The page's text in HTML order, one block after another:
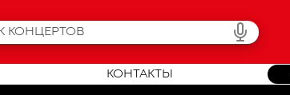
КОНТАКТЫ